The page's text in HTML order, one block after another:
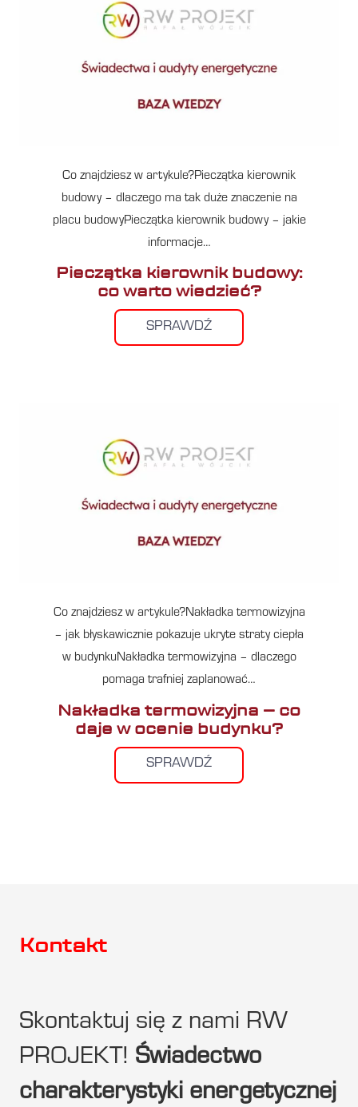
Co znajdziesz w artykule?Pieczątka kierownik
budowy – dlaczego ma tak duże znaczenie na
placu budowyPieczątka kierownik budowy – jakie
informacje…
Pieczątka kierownik budowy:
co warto wiedzieć?
SPRAWDŹ
Co znajdziesz w artykule?Nakładka termowizyjna
– jak błyskawicznie pokazuje ukryte straty ciepła
w budynkuNakładka termowizyjna – dlaczego
pomaga trafniej zaplanować…
Nakładka termowizyjna – co
daje w ocenie budynku?
SPRAWDŹ
Kontakt
Skontaktuj się z nami RW
PROJEKT! Świadectwo
charakterystyki energetycznej